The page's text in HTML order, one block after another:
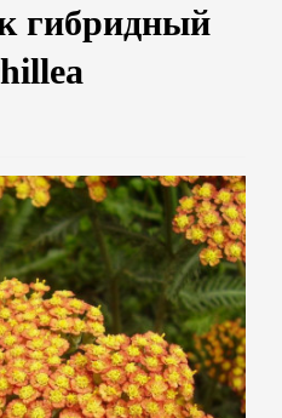
гибридный